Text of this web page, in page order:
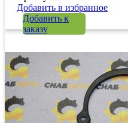
Добавить в избранное
Добавить к
заказу